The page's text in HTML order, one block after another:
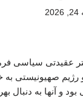
عقیدتی سیاسی
رژیم صهیونیستی به
و آنها به دنبال